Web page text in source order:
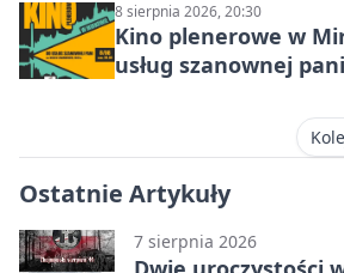
8 sierpnia 2026, 20:30
Kino plenerowe w
usług szanownej
Ostatnie Artykuły
7 sierpnia 2026